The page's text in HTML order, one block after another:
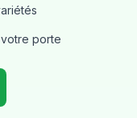
porte